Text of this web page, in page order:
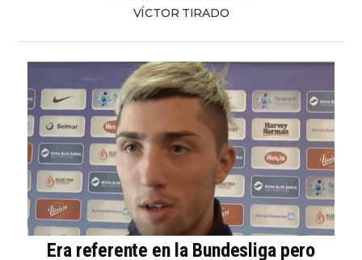
VÍCTOR TIRADO
Era referente en la Bundesliga pero